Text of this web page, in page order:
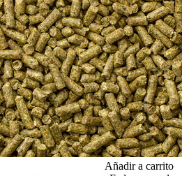
Añadir a carrito